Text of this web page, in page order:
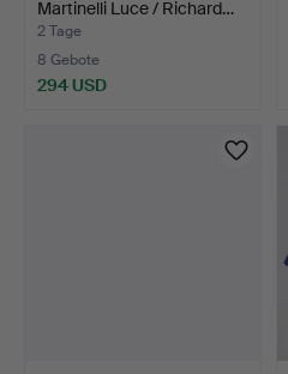
Martinelli Luce / Richard…
2 Tage
8 Gebote
294 USD